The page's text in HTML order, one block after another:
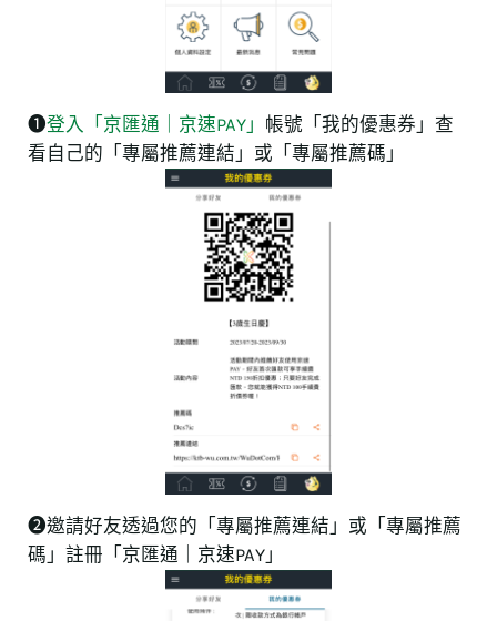
❶登入「京匯通｜京速PAY」 帳號「我的優惠券」查
看自己的「專屬推薦連結」或「專屬推薦碼」
➋邀請好友透過您的「專屬推薦連結」或「專屬推薦
碼」註冊「京匯通｜京速PAY」